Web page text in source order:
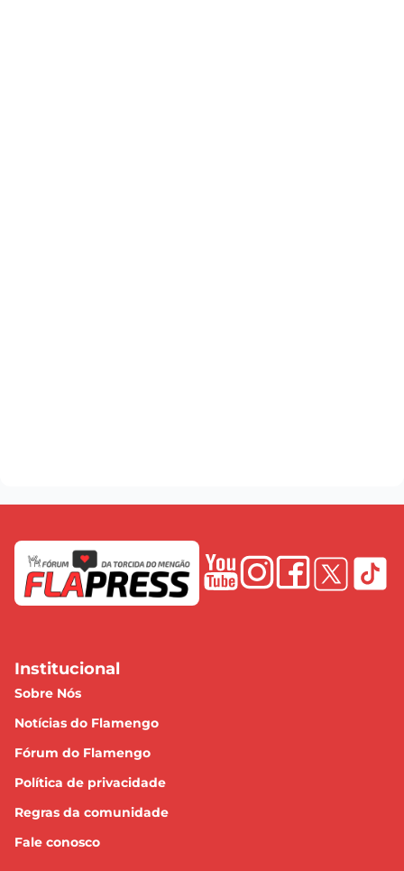
Institucional
Sobre Nós
Notícias do Flamengo
Fórum do Flamengo
Política de privacidade
Regras da comunidade
Fale conosco